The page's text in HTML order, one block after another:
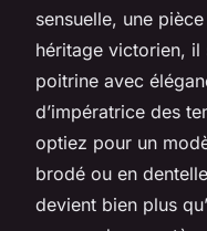
sensuelle, une
héritage victorien, il
poitrine avec
d’impératrice des
optiez pour un
brodé ou en
devient bien plus